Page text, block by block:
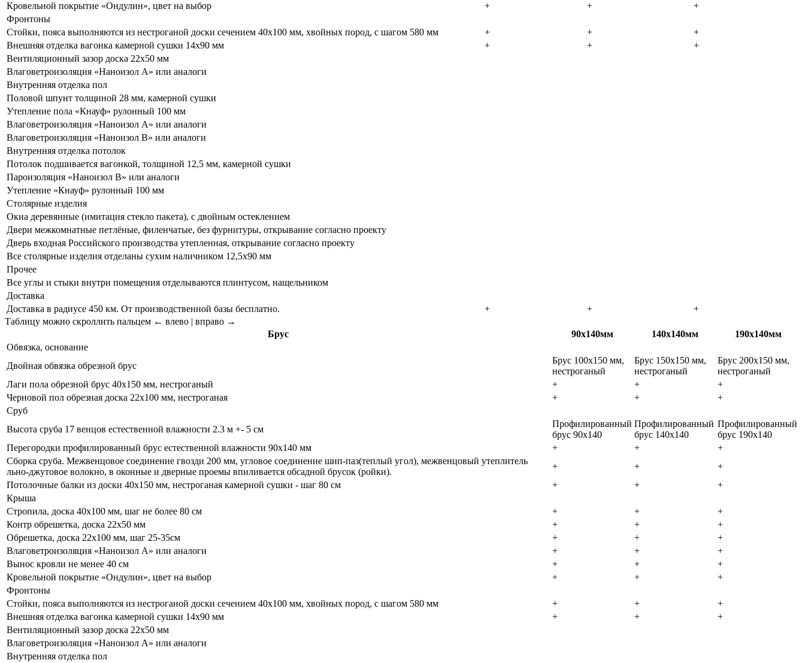
Кровельной покрытие «Ондулин», цвет на выбор
+ +
+
Фронтоны
Стойки, пояса выполняются из нестроганой доски сечением 40х100 мм, хвойных пород, с шагом 580 мм
+ +
+
Внешняя отделка вагонка камерной сушки 14х90 мм
+ +
+
Вентиляционный зазор доска 22х50 мм
Влаговетроизоляция «Наноизол А» или аналоги
Внутренняя отделка пол
Половой шпунт толщиной 28 мм, камерной сушки
Утепление пола «Кнауф» рулонный 100 мм
Влаговетроизоляция «Наноизол А» или аналоги
Влаговетроизоляция «Наноизол B» или аналоги
Внутренняя отделка потолок
Потолок подшивается вагонкой, толщиной 12,5 мм, камерной сушки
Пароизоляция «Наноизол В» или аналоги
Утепление «Кнауф» рулонный 100 мм
Столярные изделия
Окна деревянные (имитация стекло пакета), с двойным остеклением
Двери межкомнатные петлёные, филенчатые, без фурнитуры, открывание согласно проекту
Дверь входная Российского производства утепленная, открывание согласно проекту
Все столярные изделия отделаны сухим наличником 12,5х90 мм
Прочее
Все углы и стыки внутри помещения отделываются плинтусом, нащельником
Доставка
Доставка в радиусе 450 км. От производственной базы бесплатно.
+ +
+
Таблицу можно скроллить пальцем ← влево | вправо →
Брус
90х140мм 140х140мм
190х140мм
Обвязка, основание
Двойная обвязка обрезной брус
Брус 100х150 мм,
нестроганый
Брус 150х150 мм,
нестроганый
Брус 200х150 мм,
нестроганый
Лаги пола обрезной брус 40х150 мм, нестроганый
+ +
+
Черновой пол обрезная доска 22х100 мм, нестроганая
+ +
+
Сруб
Высота сруба 17 венцов естественной влажности 2.3 м +- 5 см
Профилированный
брус 90х140
Профилированный
брус 140х140
Профилированный
брус 190х140
Перегородки профилированный брус естественной влажности 90х140 мм
+ +
+
Сборка сруба. Межвенцовое соединение гвозди 200 мм, угловое соединение шип-паз(теплый угол), межвенцовый утеплитель
льно-джутовое волокно, в оконные и дверные проемы впиливается обсадной брусок (ройки).
+ +
+
Потолочные балки из доски 40х150 мм, нестроганая камерной сушки - шаг 80 см
+ +
+
Крыша
Стропила, доска 40х100 мм, шаг не более 80 см
+ +
+
Контр обрешетка, доска 22х50 мм
+ +
+
Обрешетка, доска 22х100 мм, шаг 25-35см
+ +
+
Влаговетроизоляция «Наноизол А» или аналоги
+ +
+
Вынос кровли не менее 40 см
+ +
+
Кровельной покрытие «Ондулин», цвет на выбор
+ +
+
Фронтоны
Стойки, пояса выполняются из нестроганой доски сечением 40х100 мм, хвойных пород, с шагом 580 мм
+ +
+
Внешняя отделка вагонка камерной сушки 14х90 мм
+ +
+
Вентиляционный зазор доска 22х50 мм
Влаговетроизоляция «Наноизол А» или аналоги
Внутренняя отделка пол